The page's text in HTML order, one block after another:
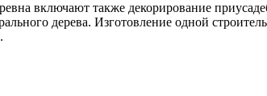
включают также декорирование
дерева. Изготовление одной